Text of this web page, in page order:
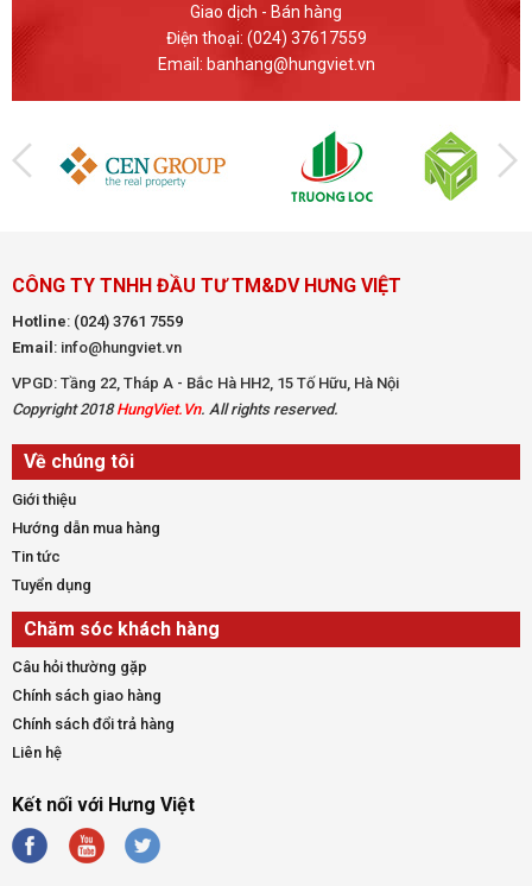
Giao dịch - Bán hàng
Điện thoại: (024) 37617559
Email: banhang@hungviet.vn
CÔNG TY TNHH ĐẦU TƯ TM&DV HƯNG VIỆT
Hotline: (024) 3761 7559
Email : info@hungviet.vn
VPGD: Tầng 22, Tháp A - Bắc Hà HH2, 15 Tố Hữu, Hà Nội
Copyright 2018HungViet.Vn. All rights reserved.
Về chúng tôi
Giới thiệu
Hướng dẫn mua hàng
Tin tức
Tuyển dụng
Chăm sóc khách hàng
Câu hỏi thường gặp
Chính sách giao hàng
Chính sách đổi trả hàng
Liên hệ
Kết nối với Hưng Việt